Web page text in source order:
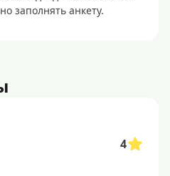
заполнять анкету.
4